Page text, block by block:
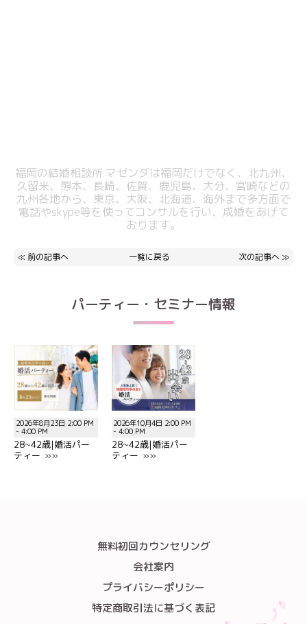
福岡の結婚相談所 マゼンダは福岡だけでなく、北九州、
久留米、熊本、長崎、佐賀、鹿児島、大分、宮崎などの
九州各地から、東京、大阪、北海道、海外まで多方面で
電話やskype等を使ってコンサルを行い、成婚をあげて
おります。
≪ 前の記事へ 一覧に戻る 次の記事へ ≫
パーティー・セミナー情報
2026年8月23日 2:00 PM
- 4:00 PM
28~42歳|婚活パー
ティー »»
2026年10月4日 2:00 PM
- 4:00 PM
28~42歳|婚活パー
ティー »»
無料初回カウンセリング
会社案内
プライバシーポリシー
特定商取引法に基づく表記